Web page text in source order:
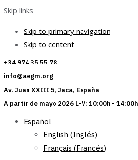
Skip links
Skip to primary navigation
Skip to content
+34 974 35 55 78
info@aegm.org
Av. Juan XXIII 5, Jaca, España
A partir de mayo 2026 L-V: 10:00h - 14:00h
Español
English (Inglés)
Français (Francés)